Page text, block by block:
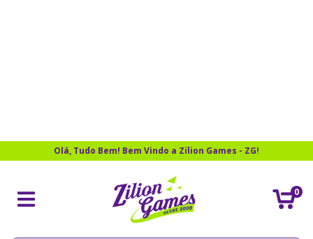
Olá, Tudo Bem! Bem Vindo a Zilion Games - ZG!
0